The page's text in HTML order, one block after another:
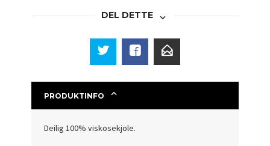
DEL DETTE
PRODUKTINFO
Deilig 100% viskosekjole.